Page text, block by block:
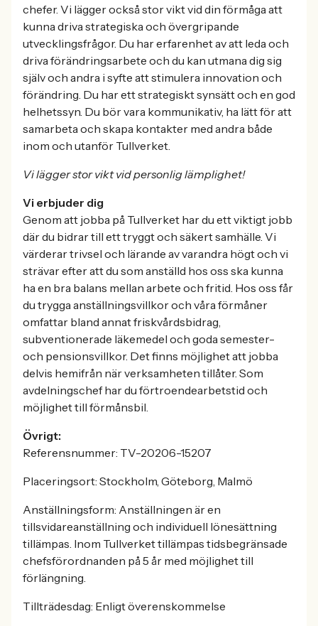
chefer. Vi lägger också stor vikt vid din förmåga att
kunna driva strategiska och övergripande
utvecklingsfrågor. Du har erfarenhet av att leda och
driva förändringsarbete och du kan utmana dig sig
själv och andra i syfte att stimulera innovation och
förändring. Du har ett strategiskt synsätt och en god
helhetssyn. Du bör vara kommunikativ, ha lätt för att
samarbeta och skapa kontakter med andra både
inom och utanför Tullverket.
Vi lägger stor vikt vid personlig lämplighet!
Vi erbjuder dig
Genom att jobba på Tullverket har du ett viktigt jobb
där du bidrar till ett tryggt och säkert samhälle. Vi
värderar trivsel och lärande av varandra högt och vi
strävar efter att du som anställd hos oss ska kunna
ha en bra balans mellan arbete och fritid. Hos oss får
du trygga anställningsvillkor och våra förmåner
omfattar bland annat friskvårdsbidrag,
subventionerade läkemedel och goda semester-
och pensionsvillkor. Det finns möjlighet att jobba
delvis hemifrån när verksamheten tillåter. Som
avdelningschef har du förtroendearbetstid och
möjlighet till förmånsbil.
Övrigt:
Referensnummer: TV-20206-15207
Placeringsort: Stockholm, Göteborg, Malmö
Anställningsform: Anställningen är en
tillsvidareanställning och individuell lönesättning
tillämpas. Inom Tullverket tillämpas tidsbegränsade
chefsförordnanden på 5 år med möjlighet till
förlängning.
Tillträdesdag: Enligt överenskommelse